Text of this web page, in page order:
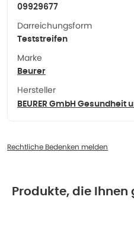
09929677
Darreichungsform
Teststreifen
Marke
Beurer
Hersteller
BEURER GmbH Gesundheit
Rechtliche Bedenken melden
Produkte, die